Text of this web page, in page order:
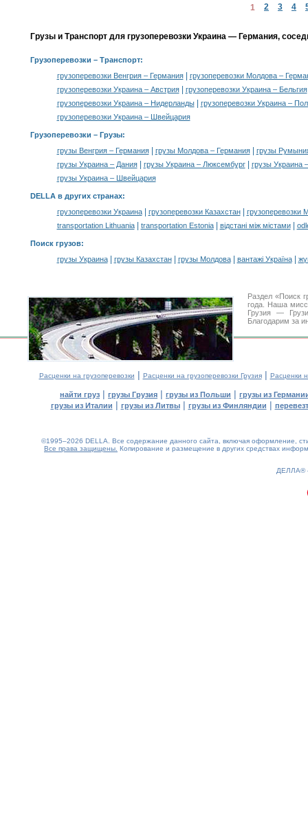
1 2 3 4
Грузы и Транспорт для грузоперевозки Украина — Германия,
Грузоперевозки – Транспорт:
грузоперевозки Венгрия – Германия|
грузоперевозки Молдова –
грузоперевозки Украина – Австрия| грузоперевозки Украина – Бельгия
грузоперевозки Украина – Нидерланды|
грузоперевозки Украина –
грузоперевозки Украина – Швейцария
Грузоперевозки – Грузы:
грузы Венгрия – Германия| грузы Молдова – Германия|
грузы
грузы Украина – Дания| грузы Украина – Люксембург|
грузы Украина
грузы Украина – Швейцария
DELLA в других странах:
грузоперевозки Украина| грузоперевозки Казахстан|
грузоперевозки
transportation Lithuania| transportation Estonia| відстані між містами|
Поиск грузов:
грузы Украина| грузы Казахстан| грузы Молдова| вантажі Україна|
Раздел «Поиск
года. Наша
Грузия —
Благодарим за
Расценки на грузоперевозки | Расценки на грузоперевозки Грузия| Расценки
найти груз | грузы Грузия | грузы из Польши | грузы из
грузы из Италии | грузы из Литвы| грузы из Финляндии |
©1995–2026 DELLA. Все содержание данного сайта, включая оформление,
Все права защищены. Копирование и размещение в других средствах